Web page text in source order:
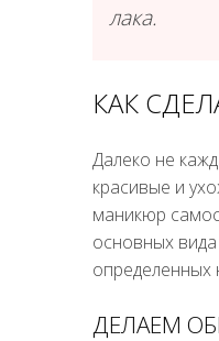
лака.
КАК
Далеко не
красивые и
маникюр
основных
определенных
ДЕЛАЕМ